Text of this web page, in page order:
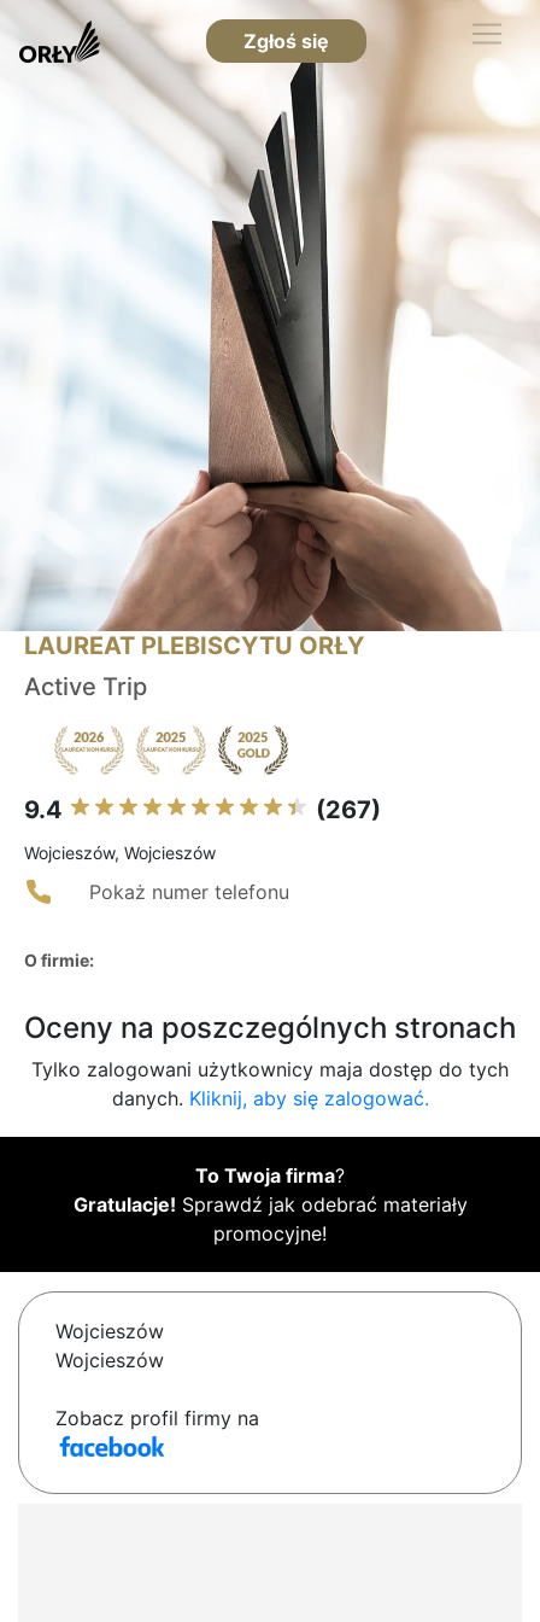
Zgłoś się
LAUREAT PLEBISCYTU ORŁY
Active Trip
9.4 (267)
Wojcieszów, Wojcieszów
Pokaż numer telefonu
O firmie:
Oceny na poszczególnych stronach
Tylko zalogowani użytkownicy maja dostęp do tych
danych. Kliknij, aby się zalogować.
To Twoja firma?
Gratulacje! Sprawdź jak odebrać materiały
promocyjne!
Wojcieszów
Wojcieszów
Zobacz profil firmy na